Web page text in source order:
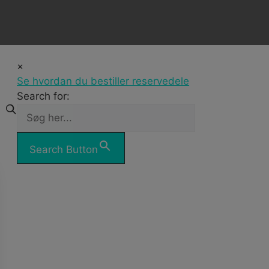
×
Se hvordan du bestiller reservedele
Search for:
Search Button